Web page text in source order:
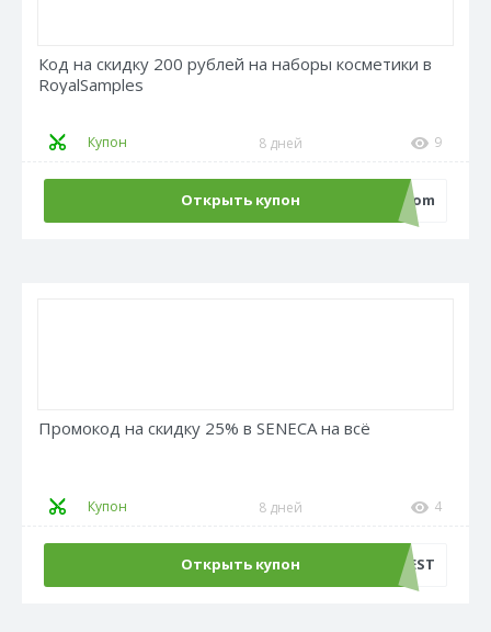
Код на скидку 200 рублей на наборы косметики в
RoyalSamples
Купон 8 дней 9
Открыть купон ecom
Промокод на скидку 25% в SENECA на всё
Купон 8 дней 4
Открыть купон ADMFEST